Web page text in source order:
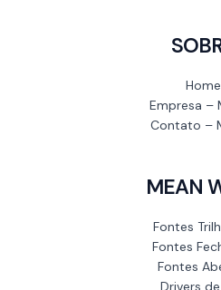
Home
Empresa –
Contato –
MEAN
Fontes
Fontes
Fontes
Drivers de